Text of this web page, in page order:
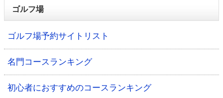
ゴルフ場
ゴルフ場予約サイトリスト
名門コースランキング
初心者におすすめのコースランキング